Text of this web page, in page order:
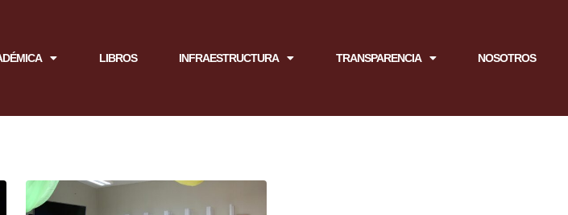
LIBROS INFRAESTRUCTURA TRANSPARENCIA NOSOTROS